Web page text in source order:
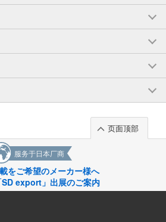
页面顶部
服务于日本厂商
をご希望のメーカー様へ
SD export」出展のご案内